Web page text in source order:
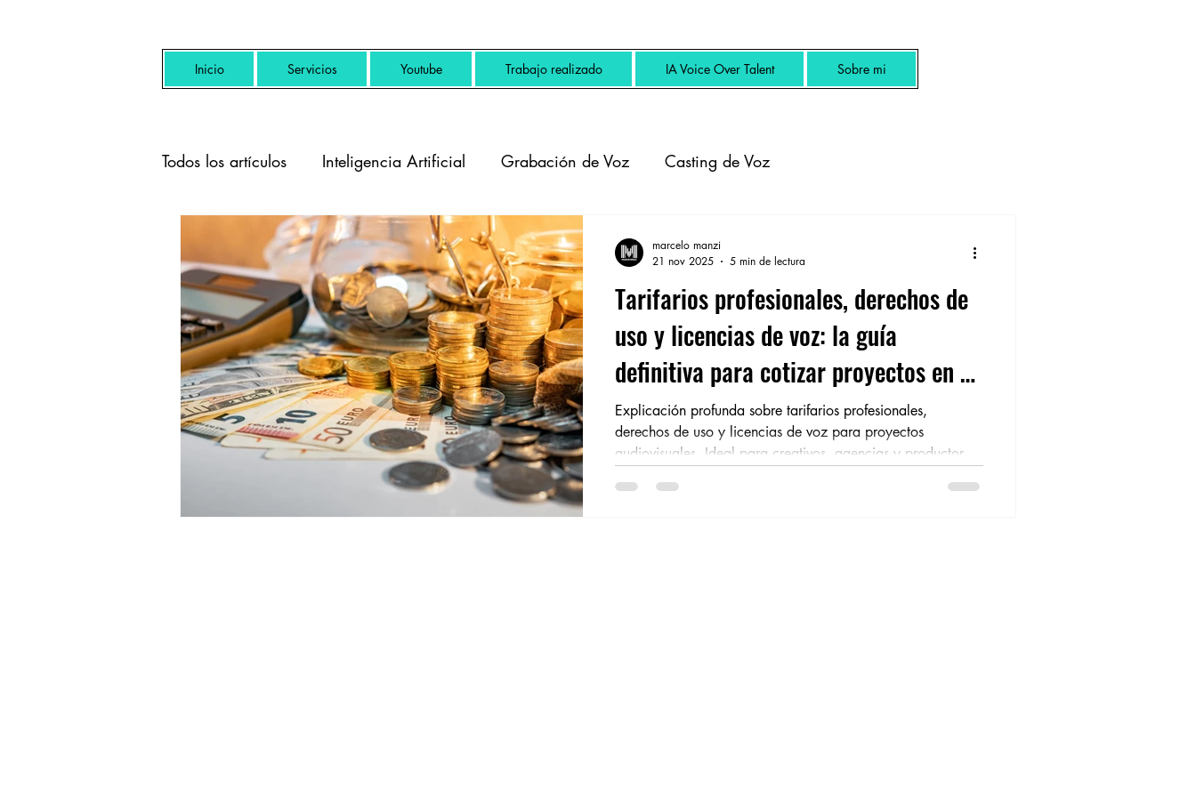
Inicio Servicios Youtube Trabajo realizado IA Voice Over Talent Sobre mi
Todos los artículos Inteligencia Artificial Grabación de Voz Casting de Voz
Tarifarios profesionales, derechos de
uso y licencias de voz: la guía
definitiva para cotizar proyectos en el
mercado hispano
Explicación profunda sobre tarifarios profesionales,
derechos de uso y licencias de voz para proyectos
audiovisuales. Ideal para creativos, agencias y productoras
profesional con conocimiento real de la industria.
marcelo manzi
21 nov 2025
5 min de lectura